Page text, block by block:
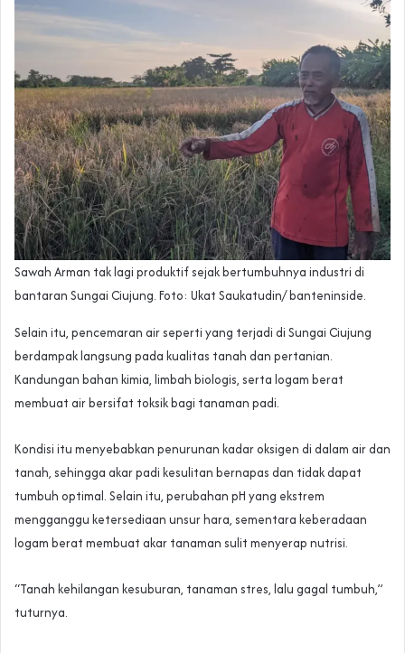
Sawah Arman tak lagi produktif sejak bertumbuhnya industri di
bantaran Sungai Ciujung. Foto: Ukat Saukatudin/ banteninside.
Selain itu, pencemaran air seperti yang terjadi di Sungai Ciujung
berdampak langsung pada kualitas tanah dan pertanian.
Kandungan bahan kimia, limbah biologis, serta logam berat
membuat air bersifat toksik bagi tanaman padi.
Kondisi itu menyebabkan penurunan kadar oksigen di dalam air dan
tanah, sehingga akar padi kesulitan bernapas dan tidak dapat
tumbuh optimal. Selain itu, perubahan pH yang ekstrem
mengganggu ketersediaan unsur hara, sementara keberadaan
logam berat membuat akar tanaman sulit menyerap nutrisi.
“Tanah kehilangan kesuburan, tanaman stres, lalu gagal tumbuh,”
tuturnya.